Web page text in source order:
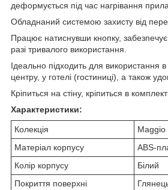
деформується під час нагрівання
Обладнаний системою захисту від
Працює натиснувши кнопку, забезпечує
разі тривалого використання.
Ідеально підходить для використання в
центру, у готелі (гостиниці), а також
Кріпиться на стіну, кріпиться в
Характеристики:
Колекція
Maggio
Матеріал корпусу
ABS-
Колір корпусу
Білий
Покриття поверхні